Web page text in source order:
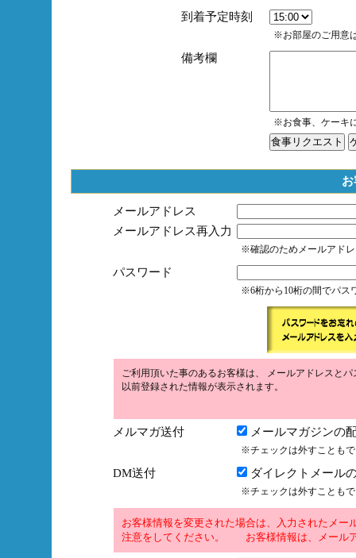
到着予定時刻
※お部屋のご用意
備考欄
※お食事、ケーキ
メールアドレス
メールアドレス再入力
※確認のためメールアド
パスワード
※6桁から10桁の間でパス
ご利用頂いた事のあるお客様は、 メールアドレスと
以前登録された情報が表示されます。
メルマガ送付 メールマガジンの
※チェックは外すことも
DM送付 ダイレクトメール
※チェックは外すことも
お客様情報を変更された場合は、入力されたメ
注意をしてください。 お客様情報は、メール